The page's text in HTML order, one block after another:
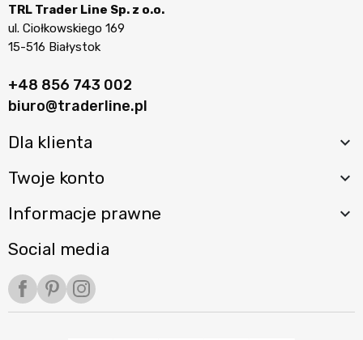
TRL Trader Line Sp. z o.o.
ul. Ciołkowskiego 169
15-516 Białystok
+48 856 743 002
biuro@traderline.pl
Dla klienta 
Twoje konto 
Informacje prawne 
Social media
Facebook
PinterestInstagram